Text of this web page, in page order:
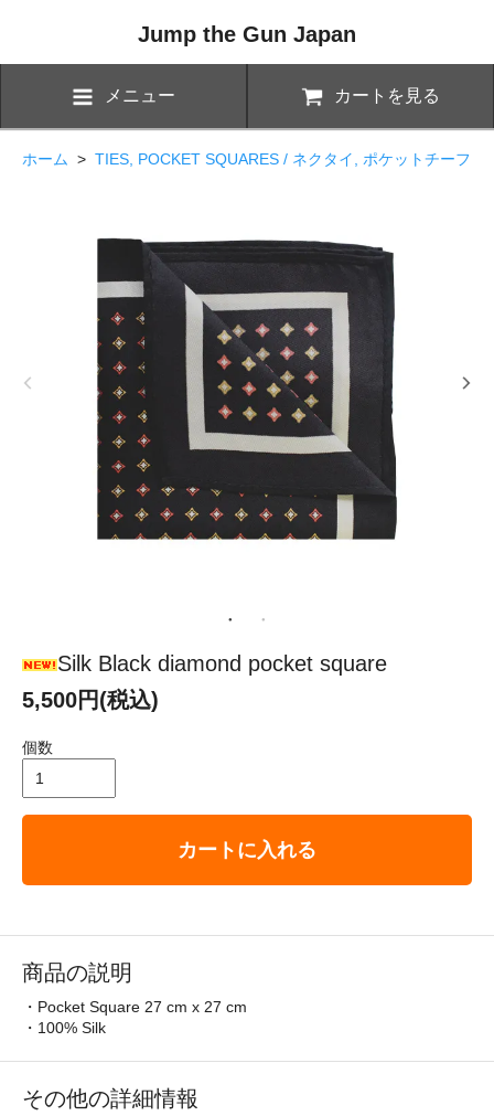
Jump the Gun Japan
メニュー カートを見る
ホーム > TIES, POCKET SQUARES / ネクタイ, ポケットチーフ
Silk Black diamond pocket square
5,500円(税込)
個数
カートに入れる
商品の説明
・Pocket Square 27 cm x 27 cm
・100% Silk
その他の詳細情報